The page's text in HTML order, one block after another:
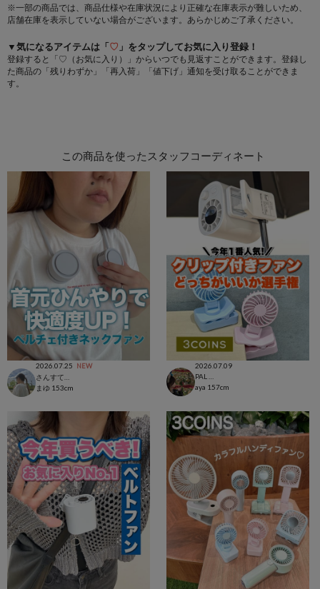
※一部の商品では、商品仕様や在庫状況により正確な在庫表示が難しいため、
店舗在庫を表示していない場合がございます。あらかじめご了承ください。
▼気になるアイテムは「♡ 」をタップしてお気に入り登録！
登録すると「♡（お気に入り）」からいつでも見返すことができます。登録し
た商品の「残りわずか」「再入荷」「値下げ」通知を受け取ることができま
す。
この商品を使ったスタッフコーディネート
2026.07.25 NEW
まゆ 153cm
2026.07.09
aya 157cm